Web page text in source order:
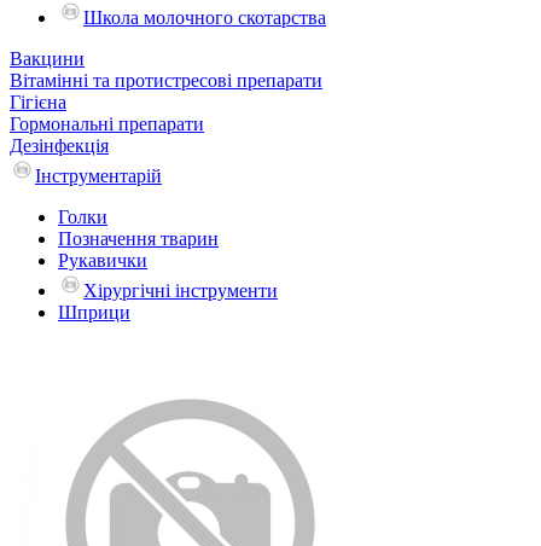
Школа молочного скотарства
Вакцини
Вітамінні та протистресові препарати
Гігієна
Гормональні препарати
Дезінфекція
Інструментарій
Голки
Позначення тварин
Рукавички
Хірургічні інструменти
Шприци